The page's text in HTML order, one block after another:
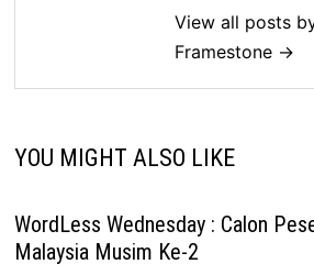
View all posts
Framestone →
YOU MIGHT ALSO LIKE
WordLess Wednesday : Calon
Malaysia Musim Ke-2